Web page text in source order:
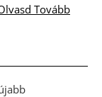
Tovább